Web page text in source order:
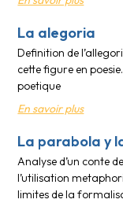
La alegoria
Definition de
cette figure en
poetique
En savoir plus
La parabola y
Analyse d’un conte
l’utilisation
limites de la